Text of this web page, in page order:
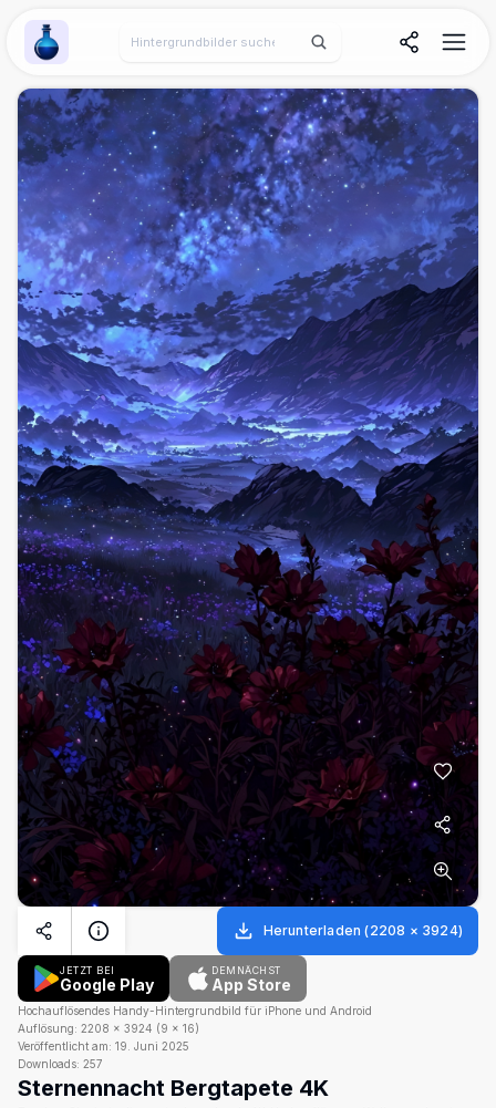
Wallpaper Alchemy
Herunterladen (2208 × 3924)
JETZT BEI
Google Play
DEMNÄCHST
App Store
Hochauflösendes Handy-Hintergrundbild für iPhone und Android
Auflösung: 2208 × 3924 (9 × 16)
Veröffentlicht am: 19. Juni 2025
Downloads: 257
Sternennacht Bergtapete 4K